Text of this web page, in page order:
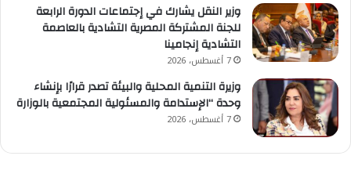
وزير النقل يشارك في إجتماعات الدورة الرابعة
للجنة المشتركة المصرية التشادية بالعاصمة
التشادية إنجامينا
7 أغسطس، 2026
وزيرة التنمية المحلية والبيئة تصدر قرارًا بإنشاء
وحدة “الإستدامة والمسئولية المجتمعية بالوزارة
7 أغسطس، 2026